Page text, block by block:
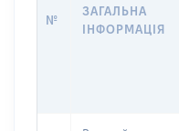
№
ЗАГАЛЬНА
ІНФОРМАЦІЯ